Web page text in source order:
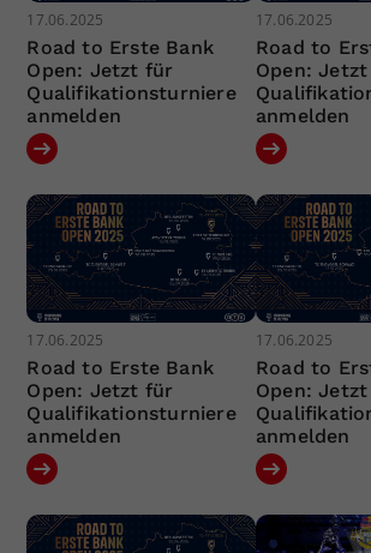
17.06.2025
Road to Erste Bank
Open: Jetzt für
Qualifikationsturniere
anmelden
17.06.2025
Road to
Open:
anmelden
17.06.2025
Road to Erste Bank
Open: Jetzt für
Qualifikationsturniere
anmelden
17.06.2025
Road to
Open:
anmelden